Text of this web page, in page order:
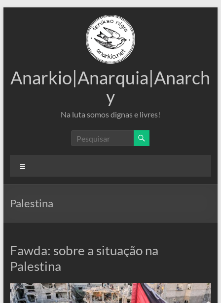
Anarkio|Anarquia|Anarch
y
Na luta somos dignas e livres!
Palestina
Fawda: sobre a situação na
Palestina